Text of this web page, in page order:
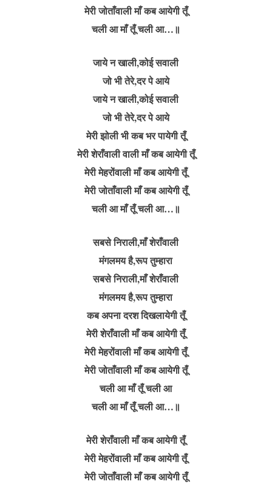
मेरी जोताँवाली माँ कब आयेगी तूँ
चली आ माँ तूँ चली आ…॥
जाये न खाली,कोई सवाली
जो भी तेरे,दर पे आये
जाये न खाली,कोई सवाली
जो भी तेरे,दर पे आये
मेरी झोली भी कब भर पायेगी तूँ
मेरी शेराँवाली वाली माँ कब आयेगी तूँ
मेरी मेहरोंवाली माँ कब आयेगी तूँ
मेरी जोताँवाली माँ कब आयेगी तूँ
चली आ माँ तूँ चली आ…॥
सबसे निराली,माँ शेराँवाली
मंगलमय है,रूप तुम्हारा
सबसे निराली,माँ शेराँवाली
मंगलमय है,रूप तुम्हारा
कब अपना दरश दिखलायेगी तूँ
मेरी शेराँवाली माँ कब आयेगी तूँ
मेरी मेहरोंवाली माँ कब आयेगी तूँ
मेरी जोताँवाली माँ कब आयेगी तूँ
चली आ माँ तूँ चली आ
चली आ माँ तूँ चली आ…॥
मेरी शेराँवाली माँ कब आयेगी तूँ
मेरी मेहरोंवाली माँ कब आयेगी तूँ
मेरी जोताँवाली माँ कब आयेगी तूँ